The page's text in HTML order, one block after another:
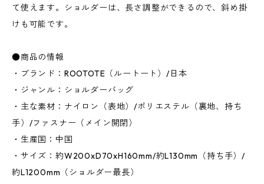
て使えます。ショルダーは、長さ調整ができるので、斜め掛
けも可能です。
●商品の情報
・ブランド：ROOTOTE（ルートート）/日本
・ジャンル：ショルダーバッグ
・主な素材：ナイロン（表地）/ポリエステル（裏地、持ち
手）/ファスナー（メイン開閉）
・生産国：中国
・サイズ：約W200xD70xH160mm/約L130mm（持ち手）/
約L1200mm（ショルダー最長）